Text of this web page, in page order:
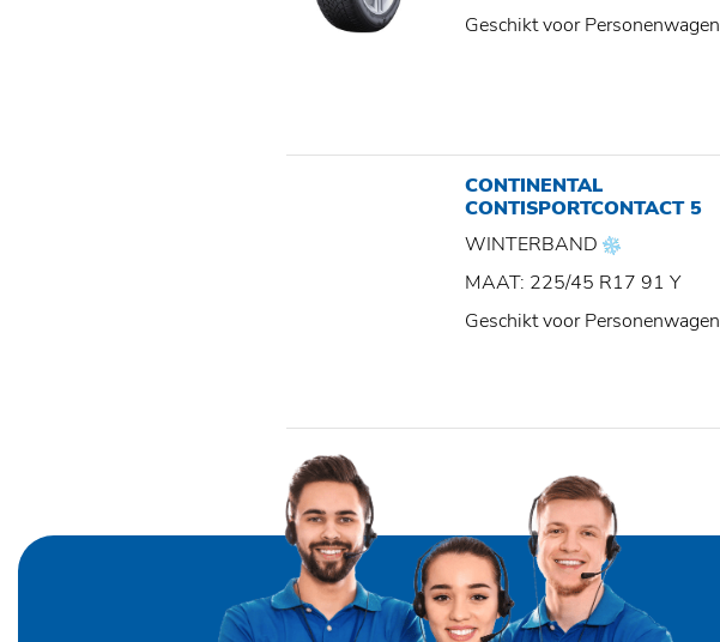
Geschikt voor Personenwagen
CONTINENTAL
CONTISPORTCONTACT 5
WINTERBAND
MAAT: 225/45 R17 91 Y
Geschikt voor Personenwagen